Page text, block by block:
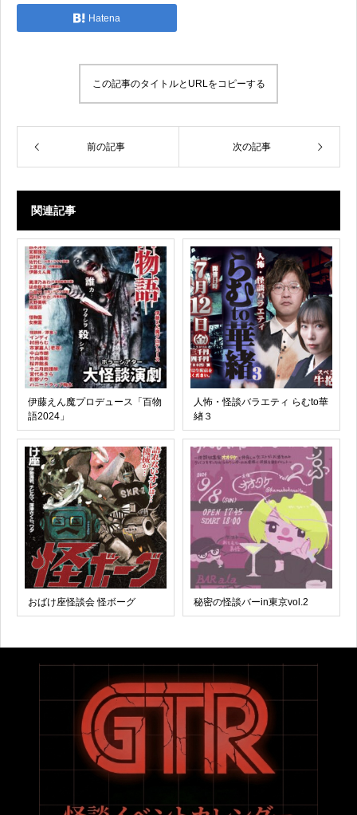
Hatena
この記事のタイトルとURLをコピーする
前の記事 次の記事
関連記事
伊藤えん魔プロデュース「百物
語2024」
人怖・怪談バラエティ らむto華
緖３
おばけ座怪談会 怪ボーグ 秘密の怪談バーin東京vol.2